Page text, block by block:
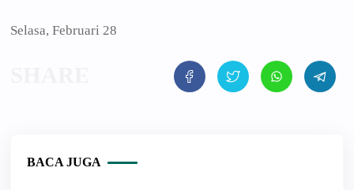
Selasa, Februari 28
BACA JUGA